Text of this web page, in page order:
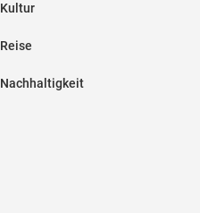
Kultur
Reise
Nachhaltigkeit